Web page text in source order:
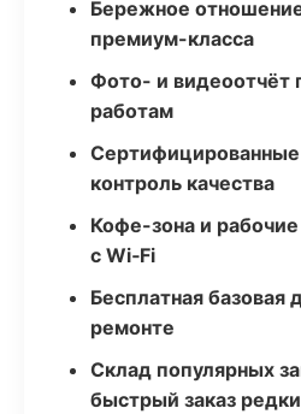
Бережное
премиум-класса
Фото- и видеоотчёт
работам
Сертифицированные
контроль качества
Кофе-зона и
с Wi‑Fi
Бесплатная базовая
ремонте
Склад популярных
быстрый заказ